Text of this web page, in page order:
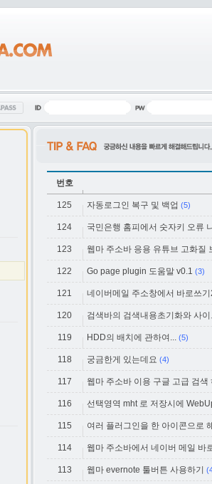
번호
125 자동로그인 복구 및 백업 (5)
124 국민은행 홈피에서 숫자키 오류
123 웹마 주소바 응용 유튜브 고화질
122 Go page plugin 도움말 v0.1 (3)
121 네이버메일 주소창에서 바로쓰
120 검색바의 검색내용초기화와 사
119 HDD의 배치에 관하여... (5)
118 궁금한게 있는데요 (4)
117 웹마 주소바 이용 구글 고급 검색
116 선택영역 mht 로 저장시에
115 여러 플러그인을 한 아이콘으로
114 웹마 주소바에서 네이버 메일 바
113 웹마 evernote 툴버튼 사용하기